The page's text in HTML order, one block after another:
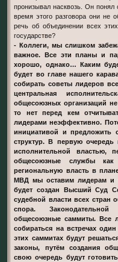
пронизывал насквозь. Он
время этого разговора они не
речь об объединении всех
государстве?
- Коллеги, мы слишком
важное. Все эти планы и
хорошо, однако… Каким
будет во главе нашего
собирать советы лидеров
центральная
общесоюзных организаций
то нет перед кем
лидерами неэффективно.
инициативой и предложить
структур. В первую
исполнительной властью,
общесоюзные службы
региональную власть в
МВД мы оставим лидерам и
будет создан Высший Суд
судебной власти всех стран
спора.
общесоюзные саммиты. Все
собираться на встречах
этих саммитах будут
законы, путём создания
свою очередь будут